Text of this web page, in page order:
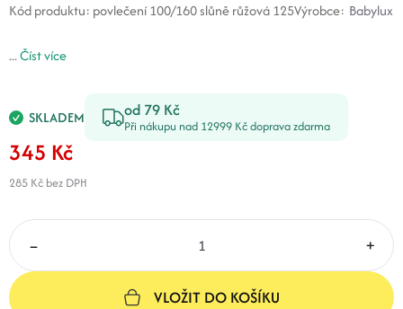
Kód produktu: povlečení 100/160 slůně růžová 125Výrobce: Babylux
...Číst více
SKLADEM od 79 Kč
Při nákupu nad 12999 Kč doprava zdarma
345 Kč
285 Kč bez DPH
– +
VLOŽIT DO KOŠÍKU